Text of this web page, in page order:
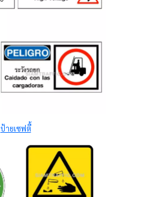
ป้ายเซฟตี้